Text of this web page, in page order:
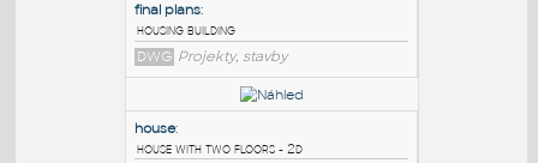
DWG
Airport Plans Autocad Drawing
Airport plans - projects
DWG Projekty, stavby